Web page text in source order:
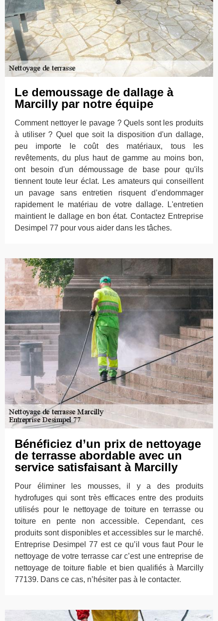
Le demoussage de dallage à
Marcilly par notre équipe
Comment nettoyer le pavage ? Quels sont les produits
à utiliser ? Quel que soit la disposition d'un dallage,
peu importe le coût des matériaux, tous les
revêtements, du plus haut de gamme au moins bon,
ont besoin d'un démoussage de base pour qu'ils
tiennent toute leur éclat. Les amateurs qui conseillent
un pavage sans entretien risquent d’endommager
rapidement le matériau de votre dallage. L'entretien
maintient le dallage en bon état. Contactez Entreprise
Desimpel 77 pour vous aider dans les tâches.
Bénéficiez d’un prix de nettoyage
de terrasse abordable avec un
service satisfaisant à Marcilly
Pour éliminer les mousses, il y a des produits
hydrofuges qui sont très efficaces entre des produits
utilisés pour le nettoyage de toiture en terrasse ou
toiture en pente non accessible. Cependant, ces
produits sont disponibles et accessibles sur le marché.
Entreprise Desimpel 77 est ce qu’il vous faut Pour le
nettoyage de votre terrasse car c’est une entreprise de
nettoyage de toiture fiable et bien qualifiés à Marcilly
77139. Dans ce cas, n’hésiter pas à le contacter.